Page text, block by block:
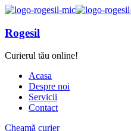
Rogesil
Curierul tău online!
Acasa
Despre noi
Servicii
Contact
Cheamă curier